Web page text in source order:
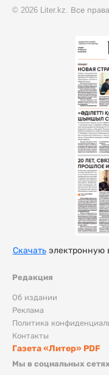
© 2026 Liter.kz. Все
Редакция
Об издании
Реклама
Политика
Контакты
Газета «Литер» PDF
Мы в социальных сетях
Скачатьэлектронную